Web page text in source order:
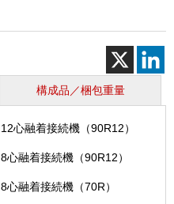
構成品／梱包重量
12心融着接続機（90R12）
8心融着接続機（90R12）
8心融着接続機（70R）